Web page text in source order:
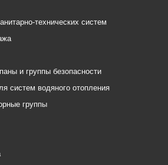
технических систем
и группы безопасности
систем водяного отопления
группы